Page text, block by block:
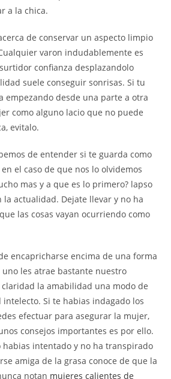
a la chica.
de conservar un aspecto limpio
varon indudablemente es
confianza desplazandolo
suele conseguir sonrisas. Si tu
empezando desde una parte a otra
como alguno lacio que no puede
evitalo.
de entender si te guarda como
el caso de que nos lo olvidemos
mas y a que es lo primero? lapso
la actualidad. Dejate llevar y no ha
las cosas vayan ocurriendo como
encapricharse encima de una forma
les atrae bastante nuestro
la amabilidad una modo de
Si te habias indagado los
efectuar para asegurar la mujer,
consejos importantes es por ello.
habias intentado y no ha transpirado
amiga de la grasa conoce de que la
notan mujeres calientes de